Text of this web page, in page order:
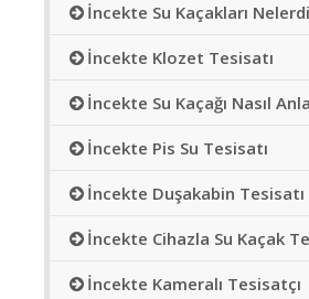
İncekte Su Kaçakları
İncekte Klozet Tesisatı
İncekte Su Kaçağı Nasıl
İncekte Pis Su Tesisatı
İncekte Duşakabin Tesisatı
İncekte Cihazla Su Kaçak
İncekte Kameralı Tesisatçı